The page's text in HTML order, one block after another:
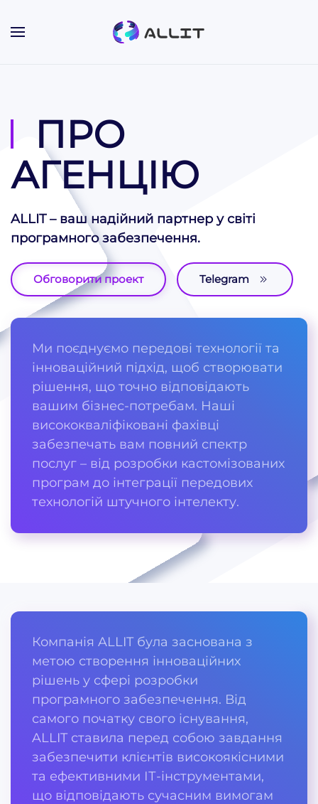
Skip to main content
ПРО
АГЕНЦІЮ
ALLIT – ваш надійний партнер у світі
програмного забезпечення.
Обговорити проект Telegram
Ми поєднуємо передові технології та
інноваційний підхід, щоб створювати
рішення, що точно відповідають
вашим бізнес-потребам. Наші
висококваліфіковані фахівці
забезпечать вам повний спектр
послуг – від розробки кастомізованих
програм до інтеграції передових
технологій штучного інтелекту.
Компанія ALLIT була заснована з
метою створення інноваційних
рішень у сфері розробки
програмного забезпечення. Від
самого початку свого існування,
ALLIT ставила перед собою завдання
забезпечити клієнтів високоякісними
та ефективними ІТ-інструментами,
що відповідають сучасним вимогам